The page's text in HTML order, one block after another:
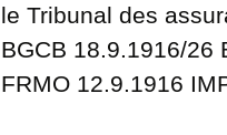
le Tribunal des
BGCB 18.9.1916/26
FRMO 12.9.1916